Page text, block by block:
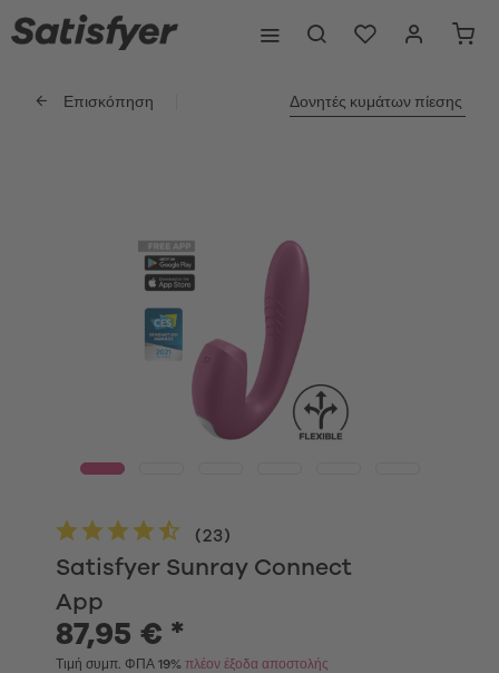
Επισκόπηση Δονητές κυμάτων πίεσης
Satisfyer Sunray Connect
App
(23)
87,95 € *
Τιμή συμπ. ΦΠΑ 19% πλέον έξοδα αποστολής